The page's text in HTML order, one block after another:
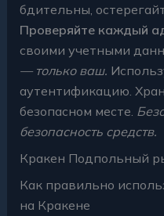
бдительны,
Проверяйте каждый
своими учетными
— только ваш.
аутентификацию.
безопасном месте.
безопасность средств.
Кракен Подпольный
Как правильно
на Кракене